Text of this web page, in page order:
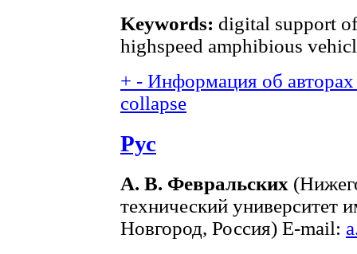
Keywords: digital support
highspeed amphibious
+ - Информация об
collapse
Рус
А. В. Февральских
технический университет
Новгород, Россия) E-mail: